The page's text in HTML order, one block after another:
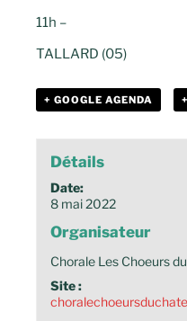
11h –
TALLARD (05)
+ GOOGLE AGENDA
Détails
Date:
8 mai 2022
Organisateur
Chorale Les Choeurs
Site :